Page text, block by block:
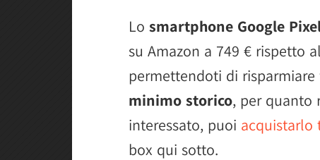
Lo smartphone Google
su Amazon a 749 € rispetto
permettendoti di
minimo storico, per quanto
interessato, puoi acquistarlo
box qui sotto.